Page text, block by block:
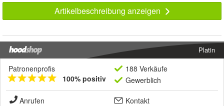
Artikelbeschreibung anzeigen
Platin
Patronenprofis
100% positiv
188 Verkäufe
Gewerblich
Anrufen
Kontakt